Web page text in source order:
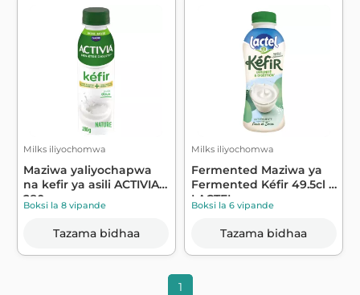
Milks iliyochomwa
Maziwa yaliyochapwa
na kefir ya asili ACTIVIA
280g - ...
Boksi la 8 vipande
Tazama bidhaa
Milks iliyochomwa
Fermented Maziwa ya
Fermented Kéfir 49.5cl -
LACTEL
Boksi la 6 vipande
Tazama bidhaa
1